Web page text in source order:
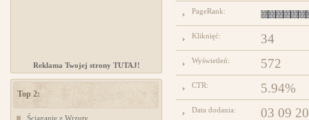
Reklama Twojej strony TUTAJ!
Top 2:
Ściąganie z Wrzuty
PageRank:
Kliknięć: 34
Wyświetleń: 572
CTR: 5.94%
Data dodania: 03 09